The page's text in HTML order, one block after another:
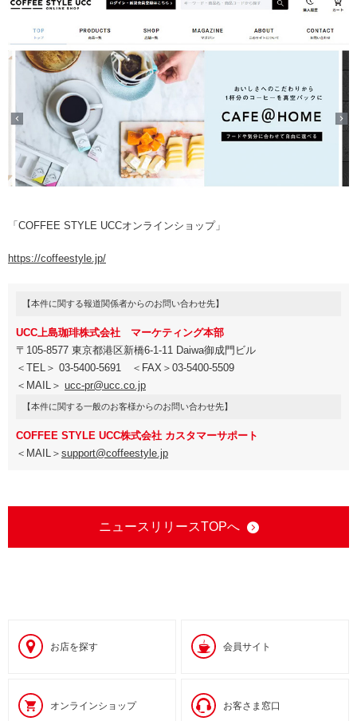
「COFFEE STYLE UCCオンラインショップ」
https://coffeestyle.jp/
【本件に関する報道関係者からのお問い合わせ先】
UCC上島珈琲株式会社 マーケティング本部
〒105-8577 東京都港区新橋6-1-11 Daiwa御成門ビル
＜TEL＞ 03-5400-5691 ＜FAX＞03-5400-5509
＜MAIL＞ ucc-pr@ucc.co.jp
【本件に関する一般のお客様からのお問い合わせ先】
COFFEE STYLE UCC株式会社 カスタマーサポート
＜MAIL＞ support@coffeestyle.jp
ニュースリリースTOPへ
お店を探す 会員サイト
オンラインショップ お客さま窓口